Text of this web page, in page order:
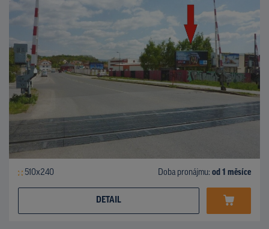
510x240 Doba pronájmu: od 1 měsíce
DETAIL